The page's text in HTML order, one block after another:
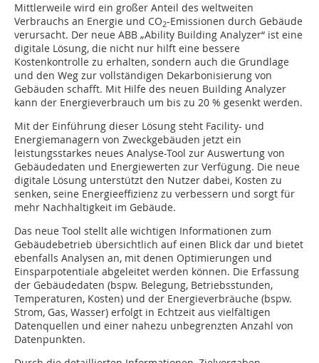
Mittlerweile wird ein großer Anteil des weltweiten
Verbrauchs an Energie und CO2-Emissionen durch Gebäude
verursacht. Der neue ABB „Ability Building Analyzer“ ist eine
digitale Lösung, die nicht nur hilft eine bessere
Kostenkontrolle zu erhalten, sondern auch die Grundlage
und den Weg zur vollständigen Dekarbonisierung von
Gebäuden schafft. Mit Hilfe des neuen Building Analyzer
kann der Energieverbrauch um bis zu 20 % gesenkt werden.
Mit der Einführung dieser Lösung steht Facility- und
Energiemanagern von Zweckgebäuden jetzt ein
leistungsstarkes neues Analyse-Tool zur Auswertung von
Gebäudedaten und Energiewerten zur Verfügung. Die neue
digitale Lösung unterstützt den Nutzer dabei, Kosten zu
senken, seine Energieeffizienz zu verbessern und sorgt für
mehr Nachhaltigkeit im Gebäude.
Das neue Tool stellt alle wichtigen Informationen zum
Gebäudebetrieb übersichtlich auf einen Blick dar und bietet
ebenfalls Analysen an, mit denen Optimierungen und
Einsparpotentiale abgeleitet werden können. Die Erfassung
der Gebäudedaten (bspw. Belegung, Betriebsstunden,
Temperaturen, Kosten) und der Energieverbräuche (bspw.
Strom, Gas, Wasser) erfolgt in Echtzeit aus vielfältigen
Datenquellen und einer nahezu unbegrenzten Anzahl von
Datenpunkten.